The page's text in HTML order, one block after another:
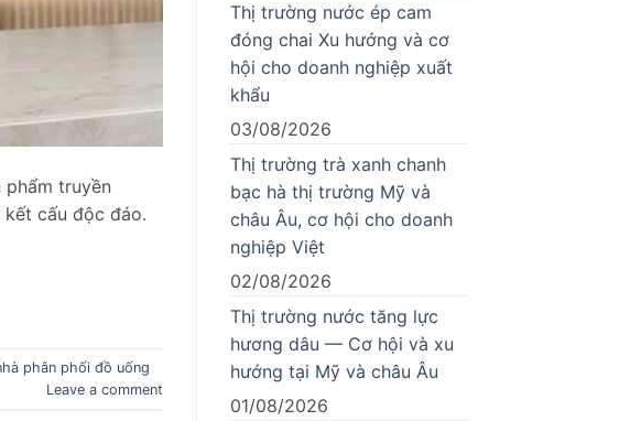
truyền
cấu độc đáo.
phân phối đồ uống
Leave a comment
Thị trường nước ép cam
đóng chai Xu hướng và cơ
hội cho doanh nghiệp xuất
khẩu
03/08/2026
Thị trường trà xanh chanh
bạc hà thị trường Mỹ và
châu Âu, cơ hội cho doanh
nghiệp Việt
02/08/2026
Thị trường nước tăng lực
hương dâu — Cơ hội và xu
hướng tại Mỹ và châu Âu
01/08/2026